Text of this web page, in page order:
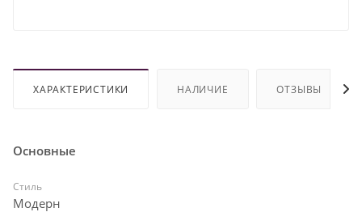
ХАРАКТЕРИСТИКИ НАЛИЧИЕ ОТЗЫВЫ
Основные
Стиль
Модерн